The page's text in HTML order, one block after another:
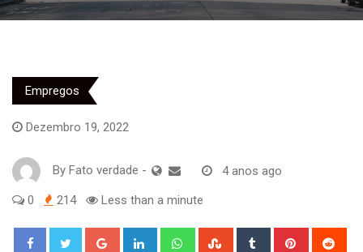
Empregos
Dezembro 19, 2022
By Fato verdade - 4 anos ago
0 214 Less than a minute
Google+ LinkedIn WhatsappStumbleUpon
Tumblr Pinterest